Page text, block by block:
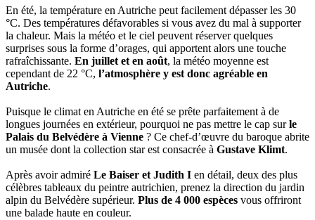
En été, la température en Autriche peut facilement dépasser les 30
°C. Des températures défavorables si vous avez du mal à supporter
la chaleur. Mais la météo et le ciel peuvent réserver quelques
surprises sous la forme d’orages, qui apportent alors une touche
rafraîchissante. En juillet et en août, la météo moyenne est
cependant de 22 °C, l’atmosphère y est donc agréable en
Autriche.
Puisque le climat en Autriche en été se prête parfaitement à de
longues journées en extérieur, pourquoi ne pas mettre le cap surle
Palais du Belvédère à Vienne ? Ce chef-d’œuvre du baroque abrite
un musée dont la collection star est consacrée à Gustave Klimt.
Après avoir admiré Le Baiser et Judith I en détail, deux des plus
célèbres tableaux du peintre autrichien, prenez la direction du jardin
alpin du Belvédère supérieur. Plus de 4 000 espèces vous offriront
une balade haute en couleur.